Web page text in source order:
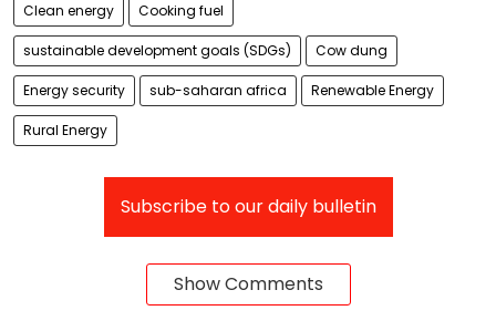
Clean energy Cooking fuel
sustainable development goals (SDGs) Cow dung
Energy security sub-saharan africa Renewable Energy
Rural Energy
Subscribe to our daily bulletin
Show Comments